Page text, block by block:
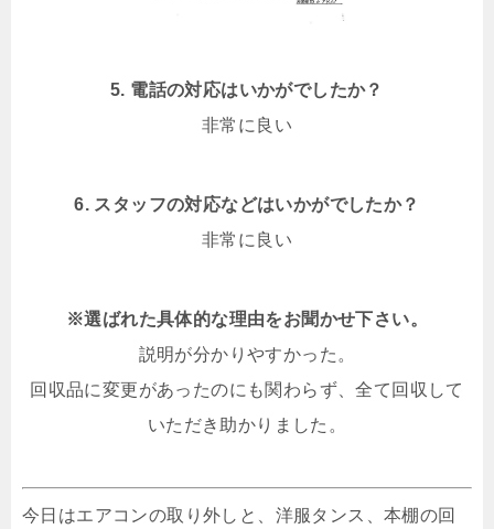
5. 電話の対応はいかがでしたか？
非常に良い
6. スタッフの対応などはいかがでしたか？
非常に良い
※選ばれた具体的な理由をお聞かせ下さい。
説明が分かりやすかった。
回収品に変更があったのにも関わらず、全て回収して
いただき助かりました。
今日はエアコンの取り外しと、洋服タンス、本棚の回